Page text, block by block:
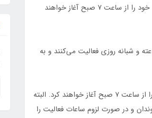
۶ صبح تا ۱۳، گفت: تمامی مراکز معاینه فنی در کشور به جز شهر تهران فعالیت خود را از ساعت ۷ صبح آغاز خواهند
در شهر تهران نیز ۳ مرکز بیهقی، آبشناسان و شقایق به صورت ۲۴ ساعته و شبانه روزی فعالیت می‌کنند و به
متولی تأکید کرد: سایر مراکز معاینه فنی خودرو در شهر تهران نیز فعالیت خود را از ساعت ۷ صبح آغاز خواهند کرد. البته
و در صورت لزوم ساعات فعالیت را